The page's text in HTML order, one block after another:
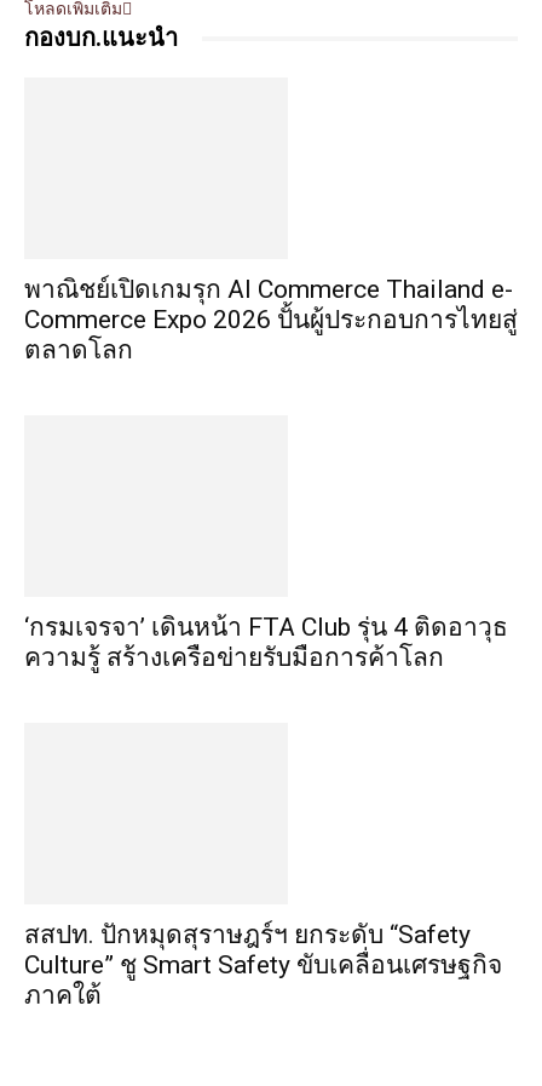
โหลดเพิ่มเติม
กองบก.แนะนำ
พาณิชย์เปิดเกมรุก AI Commerce Thailand e-
Commerce Expo 2026 ปั้นผู้ประกอบการไทยสู่
ตลาดโลก
‘กรมเจรจา’ เดินหน้า FTA Club รุ่น 4 ติดอาวุธ
ความรู้ สร้างเครือข่ายรับมือการค้าโลก
สสปท. ปักหมุดสุราษฎร์ฯ ยกระดับ “Safety
Culture” ชู Smart Safety ขับเคลื่อนเศรษฐกิจ
ภาคใต้